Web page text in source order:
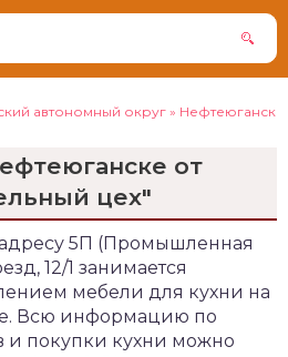
автономный округ » Нефтеюганск
от
цех"
5П (Промышленная
12/1 занимается
мебели для кухни на
Всю информацию по
и покупки кухни можно